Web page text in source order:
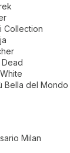
Collection
Dead
Bella del Mondo
Milan